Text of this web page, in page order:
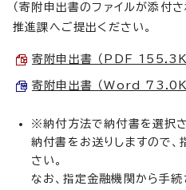
（寄附申出書のファイルが添付
推進課へご提出ください。
寄附申出書 （PDF
寄附申出書 （Word
※納付方法で納付書を選択
納付書をお送りしますので
さい。
なお、指定金融機関から手